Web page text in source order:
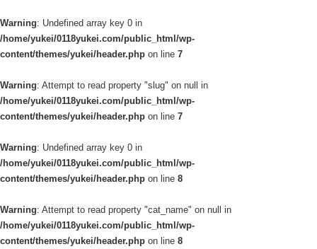
Warning: Undefined array key 0 in
/home/yukei/0118yukei.com/public_html/wp-
content/themes/yukei/header.php on line 7
Warning: Attempt to read property "slug" on null in
/home/yukei/0118yukei.com/public_html/wp-
content/themes/yukei/header.php on line 7
Warning: Undefined array key 0 in
/home/yukei/0118yukei.com/public_html/wp-
content/themes/yukei/header.php on line 8
Warning: Attempt to read property "cat_name" on null in
/home/yukei/0118yukei.com/public_html/wp-
content/themes/yukei/header.php on line 8